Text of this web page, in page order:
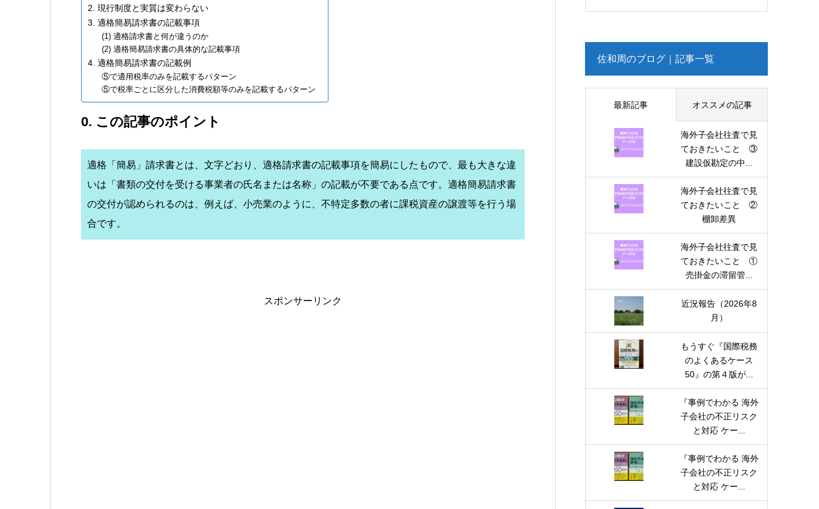
2. 現行制度と実質は変わらない
3. 適格簡易請求書の記載事項
(1) 適格請求書と何が違うのか
(2) 適格簡易請求書の具体的な記載事項
4. 適格簡易請求書の記載例
⑤で適用税率のみを記載するパターン
⑤で税率ごとに区分した消費税額等のみを記載するパターン
0. この記事のポイント
適格「簡易」請求書とは、文字どおり、適格請求書の記載事項を簡易にしたもので、最も大きな違
いは「書類の交付を受ける事業者の氏名または名称」の記載が不要である点です。適格簡易請求書
の交付が認められるのは、例えば、小売業のように、不特定多数の者に課税資産の譲渡等を行う場
合です。
スポンサーリンク
佐和周のブログ｜記事一覧
最新記事 オススメの記事
海外子会社往査で見
ておきたいこと ③
建設仮勘定の中...
海外子会社往査で見
ておきたいこと ②
棚卸差異
海外子会社往査で見
ておきたいこと ①
売掛金の滞留管...
近況報告（2026年8
月）
もうすぐ『国際税務
のよくあるケース
50』の第４版が...
『事例でわかる 海外
子会社の不正リスク
と対応 ケー...
『事例でわかる 海外
子会社の不正リスク
と対応 ケー...